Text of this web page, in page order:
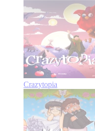
Crazytopia